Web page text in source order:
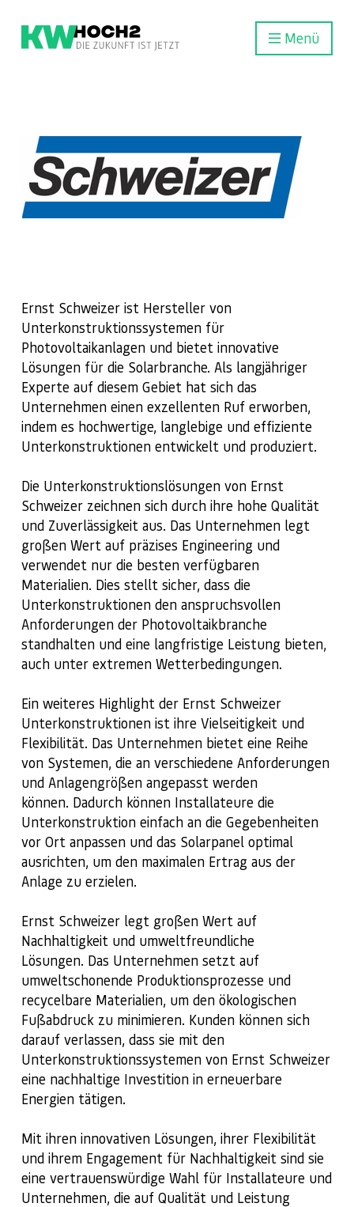
Menü
Ernst Schweizer ist Hersteller von
Unterkonstruktionssystemen für
Photovoltaikanlagen und bietet innovative
Lösungen für die Solarbranche. Als langjähriger
Experte auf diesem Gebiet hat sich das
Unternehmen einen exzellenten Ruf erworben,
indem es hochwertige, langlebige und effiziente
Unterkonstruktionen entwickelt und produziert.
Die Unterkonstruktionslösungen von Ernst
Schweizer zeichnen sich durch ihre hohe Qualität
und Zuverlässigkeit aus. Das Unternehmen legt
großen Wert auf präzises Engineering und
verwendet nur die besten verfügbaren
Materialien. Dies stellt sicher, dass die
Unterkonstruktionen den anspruchsvollen
Anforderungen der Photovoltaikbranche
standhalten und eine langfristige Leistung bieten,
auch unter extremen Wetterbedingungen.
Ein weiteres Highlight der Ernst Schweizer
Unterkonstruktionen ist ihre Vielseitigkeit und
Flexibilität. Das Unternehmen bietet eine Reihe
von Systemen, die an verschiedene Anforderungen
und Anlagengrößen angepasst werden
können. Dadurch können Installateure die
Unterkonstruktion einfach an die Gegebenheiten
vor Ort anpassen und das Solarpanel optimal
ausrichten, um den maximalen Ertrag aus der
Anlage zu erzielen.
Ernst Schweizer legt großen Wert auf
Nachhaltigkeit und umweltfreundliche
Lösungen. Das Unternehmen setzt auf
umweltschonende Produktionsprozesse und
recycelbare Materialien, um den ökologischen
Fußabdruck zu minimieren. Kunden können sich
darauf verlassen, dass sie mit den
Unterkonstruktionssystemen von Ernst Schweizer
eine nachhaltige Investition in erneuerbare
Energien tätigen.
Mit ihren innovativen Lösungen, ihrer Flexibilität
und ihrem Engagement für Nachhaltigkeit sind sie
eine vertrauenswürdige Wahl für Installateure und
Unternehmen, die auf Qualität und Leistung